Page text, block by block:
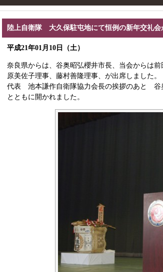
陸上自衛隊 大久保駐屯地にて恒例の新年交礼会
平成21年01月10日（土）
奈良県からは、谷奥昭弘櫻井市長、当会からは
原美佐子理事、藤村善隆理事、が出席しました
代表 池本謙作自衛隊協力会長の挨拶のあと 谷
とともに開かれました。